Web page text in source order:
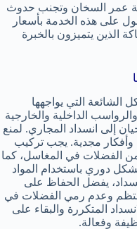
عمر السخان وتجنب حدوث
على هذه الخدمة بأسعار
الذين يتميزون بالخبرة
الشائعة التي يواجهها
الداخلية والخارجية
إلى انسداد المجاري. لمنع
وأفكار مجدية. يجب تركيب
في المغاسل، كما
دوري باستخدام المواد
يفضل الحفاظ على
وعدم رمي الفضلات في
المتكررة والبقاء على
وفعالة.